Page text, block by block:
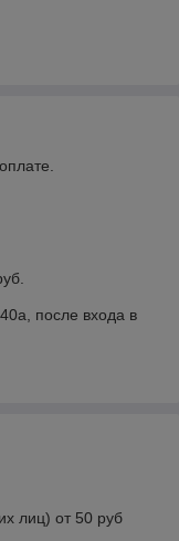
после входа в
лиц) от 50 руб